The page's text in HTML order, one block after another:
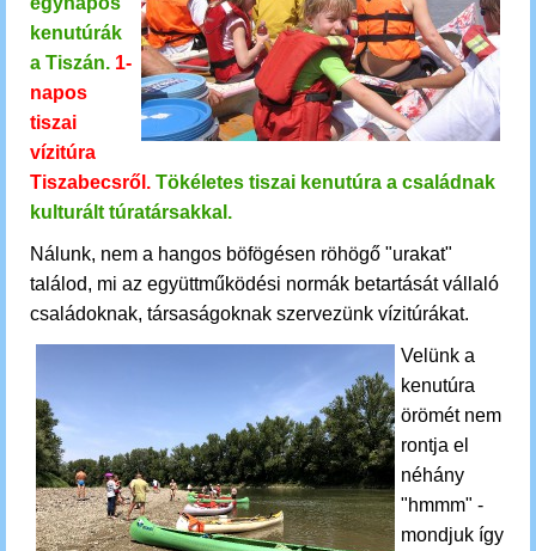
kenutúrák
a Tiszán. 1-
napos
tiszai
vízitúra
Tiszabecsről. Tökéletes tiszai kenutúra a családnak
kulturált túratársakkal.
Nálunk, nem a hangos böfögésen röhögő "urakat"
találod, mi az együttműködési normák betartását vállaló
családoknak, társaságoknak szervezünk vízitúrákat.
Velünk a
kenutúra
örömét nem
rontja el
néhány
"hmmm" -
mondjuk így